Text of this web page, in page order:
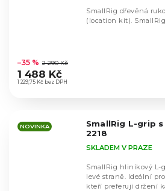
hodnocení
produktu
je
hvězdiček.
1 229,75 Kč bez DPH
–35 % 2 290 Kč
1 488 Kč
SmallRig dřevěná
(location kit).
NOVINKA
SmallRig L-grip
2218
SKLADEM V PRAZE
SmallRig hliníkový L-
levé straně. Ideální
kteří preferují držení